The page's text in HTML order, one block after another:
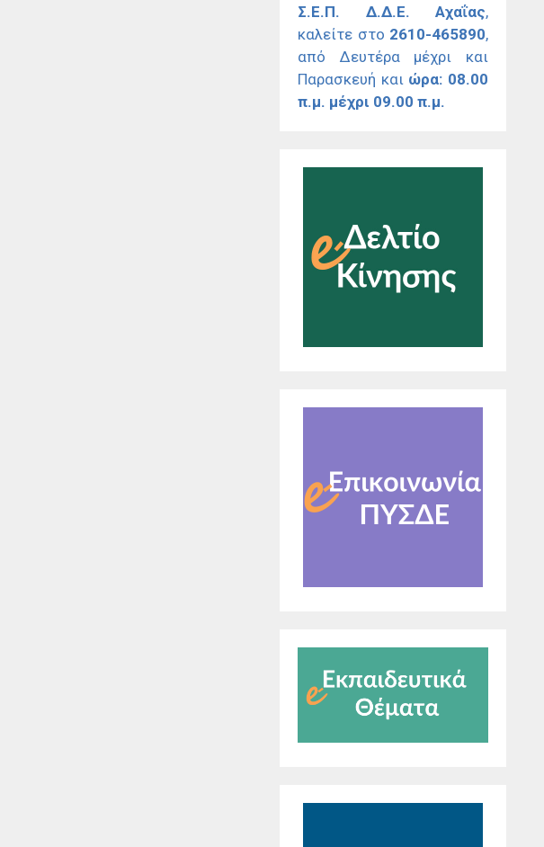
Σ.Ε.Π. Δ.Δ.Ε. Αχαΐας,
καλείτε στο 2610-465890,
από Δευτέρα μέχρι και
Παρασκευή και ώρα: 08.00
π.μ. μέχρι 09.00 π.μ.